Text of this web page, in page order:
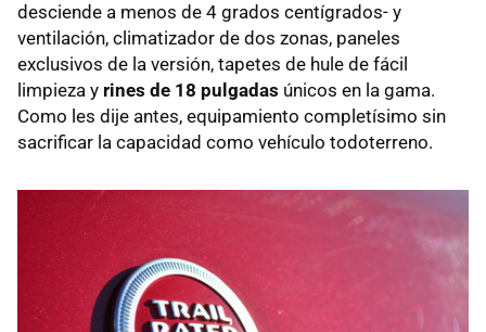
desciende a menos de 4 grados centígrados- y
ventilación, climatizador de dos zonas, paneles
exclusivos de la versión, tapetes de hule de fácil
limpieza y rines de 18 pulgadas únicos en la gama.
Como les dije antes, equipamiento completísimo sin
sacrificar la capacidad como vehículo todoterreno.